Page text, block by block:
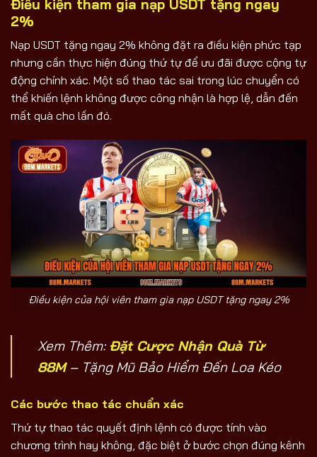
Điều kiện tham gia nạp USDT tặng ngay
2%
Nạp USDT tặng ngay 2% không đặt ra điều kiện phức tạp
nhưng cần thực hiện đúng thứ tự để ưu đãi được cộng tự
động chính xác. Một số thao tác sai trong lúc chuyển có
thể khiến lệnh không được công nhận là hợp lệ, dẫn đến
mất quà cho lần đó.
Điều kiện của hội viên tham gia nạp USDT tặng ngay 2%
Xem Thêm: Đặt Cược Nhận Quà Từ
88M– Tặng Mũ Bảo Hiểm Đến Loa Kéo
Các bước thao tác chuẩn xác
Thứ tự thao tác quyết định lệnh có được tính vào
chương trình hay không, đặc biệt ở bước chọn đúng kênh